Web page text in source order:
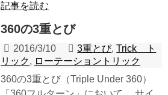
記事を読む
360の3重とび
2016/3/10 3重とび,Trick ト
リック, ローテーショントリック
360の3重とび（Triple Under 360）